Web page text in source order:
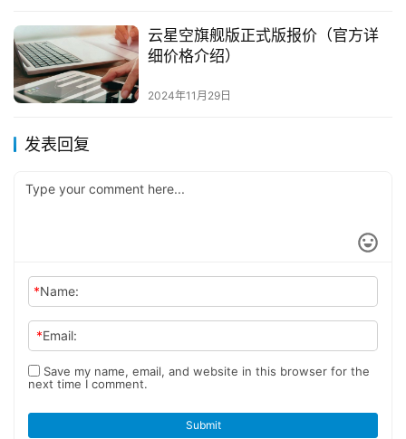
云星空旗舰版正式版报价（官方详
细价格介绍）
2024年11月29日
发表回复
*Name:
*Email:
Save my name, email, and website in this browser for the
next time I comment.
Submit